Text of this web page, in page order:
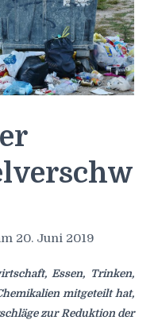
20. Juni 2019
Essen, Trinken,
mitgeteilt hat,
zur Reduktion der